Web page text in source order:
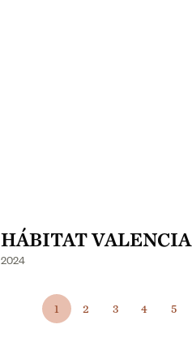
HÁBITAT VALENCIA
2024
Página actual
1
Página
2
Página
3
Página
4 5